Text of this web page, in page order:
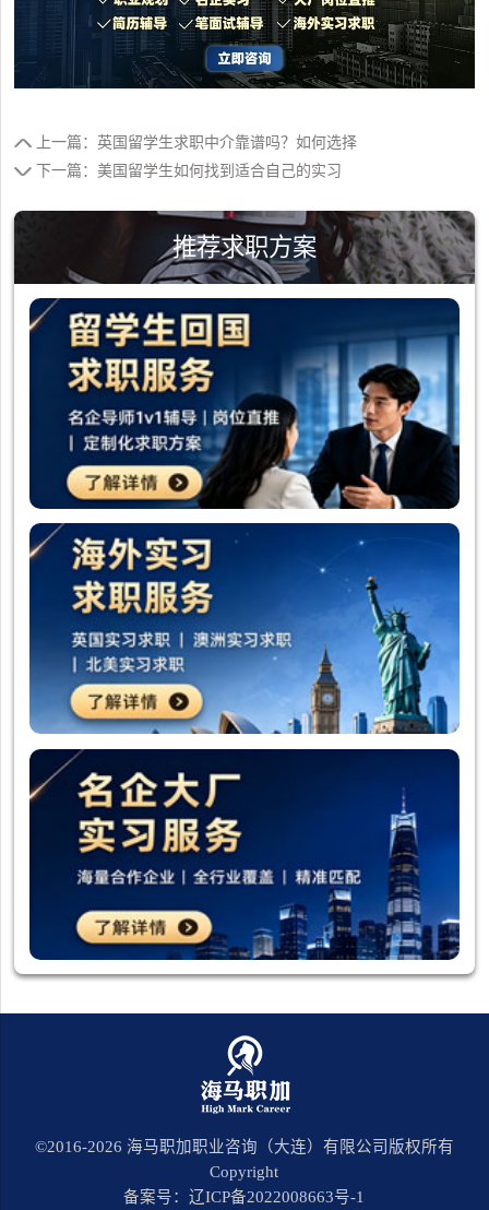
上一篇：英国留学生求职中介靠谱吗？如何选择
下一篇：美国留学生如何找到适合自己的实习
推荐求职方案
©2016-2026 海马职加职业咨询（大连）有限公司版权所有
Copyright
备案号：辽ICP备2022008663号-1